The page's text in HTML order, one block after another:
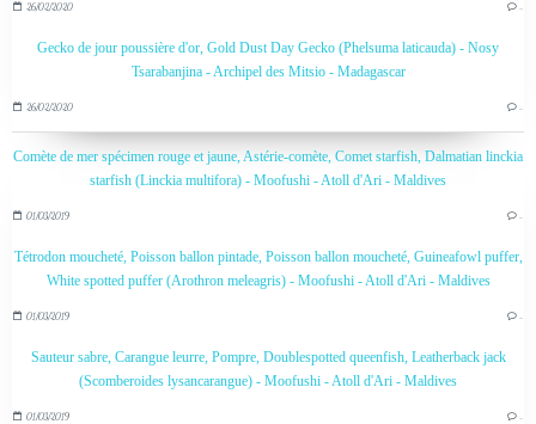
26/02/2020 …
Gecko de jour poussière d'or, Gold Dust Day Gecko (Phelsuma laticauda) - Nosy
Tsarabanjina - Archipel des Mitsio - Madagascar
26/02/2020 …
Comète de mer spécimen rouge et jaune, Astérie-comète, Comet starfish, Dalmatian linckia
starfish (Linckia multifora) - Moofushi - Atoll d'Ari - Maldives
01/03/2019 …
Tétrodon moucheté, Poisson ballon pintade, Poisson ballon moucheté, Guineafowl puffer,
White spotted puffer (Arothron meleagris) - Moofushi - Atoll d'Ari - Maldives
01/03/2019 …
Sauteur sabre, Carangue leurre, Pompre, Doublespotted queenfish, Leatherback jack
(Scomberoides lysancarangue) - Moofushi - Atoll d'Ari - Maldives
01/03/2019 …